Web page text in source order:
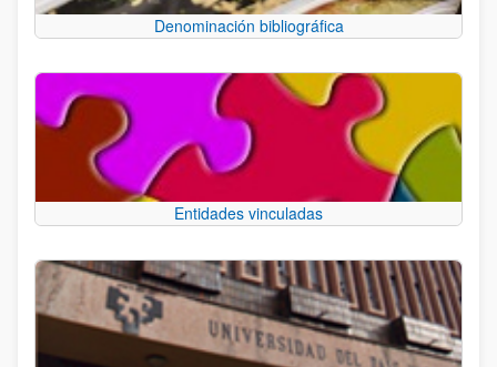
Denominación bibliográfica
Entidades vinculadas